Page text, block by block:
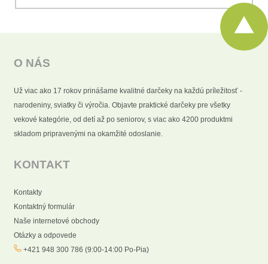
O NÁS
Už viac ako 17 rokov prinášame kvalitné darčeky na každú príležitosť -
narodeniny, sviatky či výročia. Objavte praktické darčeky pre všetky
vekové kategórie, od detí až po seniorov, s viac ako 4200 produktmi
skladom pripravenými na okamžité odoslanie.
KONTAKT
Kontakty
Kontaktný formulár
Naše internetové obchody
Otázky a odpovede
+421 948 300 786 (9:00-14:00 Po-Pia)